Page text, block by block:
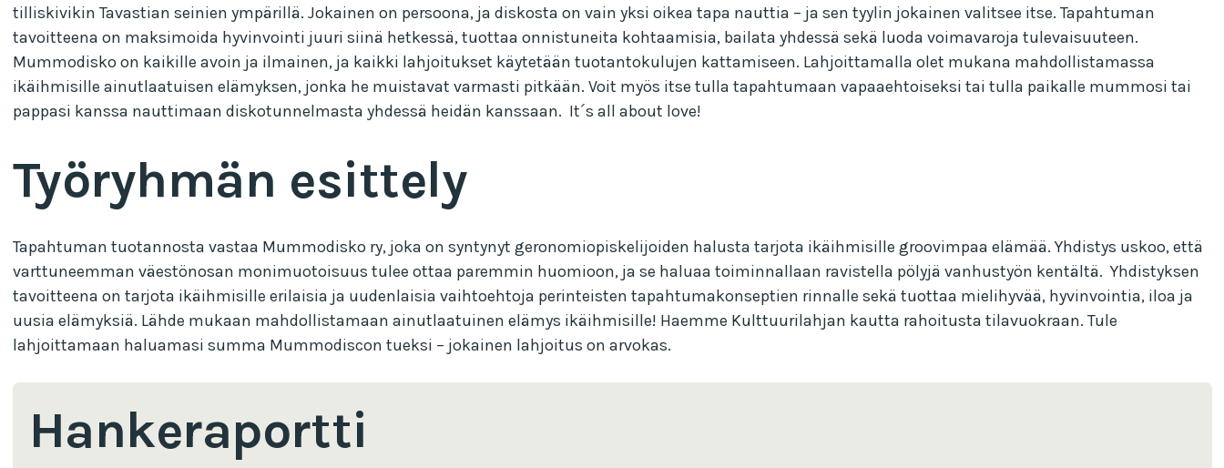
tilliskivikin Tavastian seinien ympärillä. Jokainen on persoona, ja diskosta on vain yksi oikea tapa nauttia – ja sen tyylin jokainen valitsee itse. Tapahtuman
tavoitteena on maksimoida hyvinvointi juuri siinä hetkessä, tuottaa onnistuneita kohtaamisia, bailata yhdessä sekä luoda voimavaroja tulevaisuuteen.
Mummodisko on kaikille avoin ja ilmainen, ja kaikki lahjoitukset käytetään tuotantokulujen kattamiseen. Lahjoittamalla olet mukana mahdollistamassa
ikäihmisille ainutlaatuisen elämyksen, jonka he muistavat varmasti pitkään. Voit myös itse tulla tapahtumaan vapaaehtoiseksi tai tulla paikalle mummosi tai
pappasi kanssa nauttimaan diskotunnelmasta yhdessä heidän kanssaan. It´s all about love!
Työryhmän esittely
Tapahtuman tuotannosta vastaa Mummodisko ry, joka on syntynyt geronomiopiskelijoiden halusta tarjota ikäihmisille groovimpaa elämää. Yhdistys uskoo, että
varttuneemman väestönosan monimuotoisuus tulee ottaa paremmin huomioon, ja se haluaa toiminnallaan ravistella pölyjä vanhustyön kentältä. Yhdistyksen
tavoitteena on tarjota ikäihmisille erilaisia ja uudenlaisia vaihtoehtoja perinteisten tapahtumakonseptien rinnalle sekä tuottaa mielihyvää, hyvinvointia, iloa ja
uusia elämyksiä. Lähde mukaan mahdollistamaan ainutlaatuinen elämys ikäihmisille! Haemme Kulttuurilahjan kautta rahoitusta tilavuokraan. Tule
lahjoittamaan haluamasi summa Mummodiscon tueksi – jokainen lahjoitus on arvokas.
Hankeraportti